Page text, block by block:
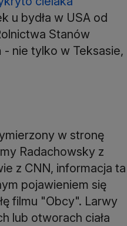
u bydła w USA od
Stanów
nie tylko w Teksasie,
w stronę
Radachowsky z
z CNN, informacja ta
pojawieniem się
filmu "Obcy". Larwy
lub otworach ciała